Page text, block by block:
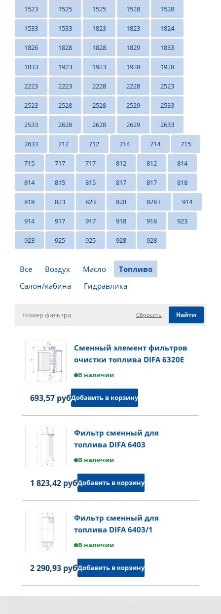
1523 1525 1525 1528 1528
1533 1533 1823 1823 1824
1826 1828 1828 1829 1833
1833 1923 1923 1928 1928
2223 2223 2228 2228 2523
2523 2528 2528 2529 2533
2533 2628 2628 2629 2633
2633 712 712 714 714 715
715 717 717 812 812 814
814 815 815 817 817 818
818 823 823 828 828 F 914
914 917 917 918 918 923
923 925 925 928 928
Все Воздух Масло
Топливо
Салон/кабина
Гидравлика
Сбросить
Сменный элемент фильтров
очистки топлива DIFA 6320E
В наличии
693,57 руб.Добавить в корзину
Фильтр сменный для
топлива DIFA 6403
В наличии
1 823,42 руб.Добавить в корзину
Фильтр сменный для
топлива DIFA 6403/1
В наличии
2 290,93 руб.Добавить в корзину